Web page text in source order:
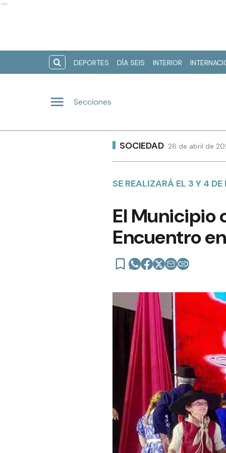
Ads
DEPORTES DÍA SEIS INTERIOR
Secciones
SOCIEDAD 26 de abril de
SE REALIZARÁ EL 3 Y 4 DE
El Municipio
Encuentro